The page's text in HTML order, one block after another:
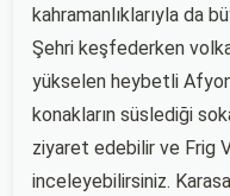
kahramanlıklarıyla da
Şehri keşfederken
yükselen heybetli
konakların süslediği
ziyaret edebilir ve Frig
inceleyebilirsiniz.